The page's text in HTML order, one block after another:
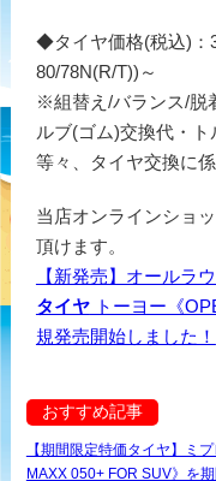
◆タイヤ価格(税込)：
80/78N(R/T))～
※組替え/バランス/脱
ルブ(ゴム)交換代・
等々、タイヤ交換に
当店オンラインショ
頂けます。
【新発売】オールラ
タイヤトーヨー《
規発売開始しました！
おすすめ記事
【期間限定特価タイヤ】ミ
MAXX 050+ FOR SUV》を